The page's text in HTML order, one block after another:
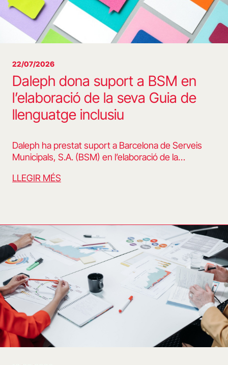
22/07/2026
Daleph dona suport a BSM en
l’elaboració de la seva Guia de
llenguatge inclusiu
Daleph ha prestat suport a Barcelona de Serveis
Municipals, S.A. (BSM) en l’elaboració de la…
LLEGIR MÉS